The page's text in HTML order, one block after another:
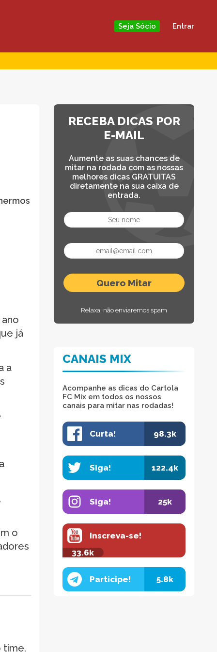
Seja Sócio Entrar
já
a
o
time.
RECEBA DICAS POR
E-MAIL
Aumente as suas chances de
mitar na rodada com as nossas
melhores dicas GRATUITAS
diretamente na sua caixa de
entrada.
Relaxa, não enviaremos spam
CANAIS MIX
Acompanhe as dicas do Cartola
FC Mix em todos os nossos
canais para mitar nas rodadas!
Curta! 98.3k
Siga! 122.4k
Siga! 25k
Inscreva-se!
33.6k
Participe! 5.8k